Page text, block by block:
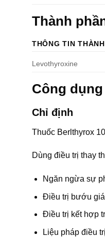
Thành
THÔNG TIN
Levothyroxine
Công
Chỉ định
Thuốc Berlthyrox
Dùng điều trị thay
Ngăn ngừa sự
Điều trị bướu
Điều trị kết hợp
Liệu pháp điều